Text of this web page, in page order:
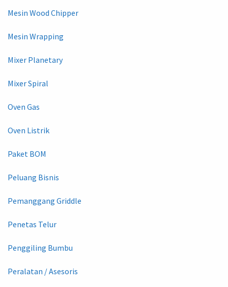
Mesin Wood Chipper
Mesin Wrapping
Mixer Planetary
Mixer Spiral
Oven Gas
Oven Listrik
Paket BOM
Peluang Bisnis
Pemanggang Griddle
Penetas Telur
Penggiling Bumbu
Peralatan / Asesoris